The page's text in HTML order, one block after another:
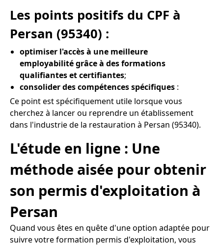
Les points positifs du CPF à
Persan (95340) :
optimiser l'accès à une meilleure
employabilité grâce à des formations
qualifiantes et certifiantes;
consolider des compétences spécifiques :
Ce point est spécifiquement utile lorsque vous
cherchez à lancer ou reprendre un établissement
dans l'industrie de la restauration à Persan (95340).
L'étude en ligne : Une
méthode aisée pour obtenir
son permis d'exploitation à
Persan
Quand vous êtes en quête d'une option adaptée pour
suivre votre formation permis d'exploitation, vous